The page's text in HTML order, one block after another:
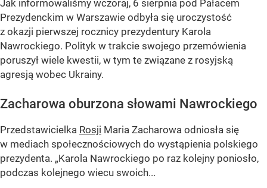
Jak informowaliśmy wczoraj, 6 sierpnia pod Pałacem
Prezydenckim w Warszawie odbyła się uroczystość
z okazji pierwszej rocznicy prezydentury Karola
Nawrockiego. Polityk w trakcie swojego przemówienia
poruszył wiele kwestii, w tym te związane z rosyjską
agresją wobec Ukrainy.
Zacharowa oburzona słowami Nawrockiego
Przedstawicielka Rosji Maria Zacharowa odniosła się
w mediach społecznościowych do wystąpienia polskiego
prezydenta. „Karola Nawrockiego po raz kolejny poniosło,
podczas kolejnego wiecu swoich...